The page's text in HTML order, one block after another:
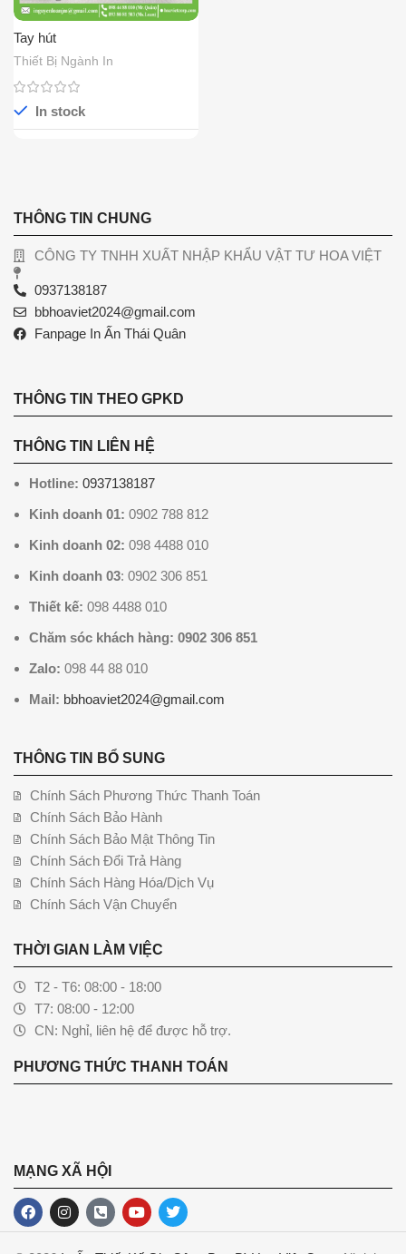
Tay hút
Thiết Bị Ngành In
In stock
THÔNG TIN CHUNG
CÔNG TY TNHH XUẤT NHẬP KHẨU VẬT TƯ HOA VIỆT
0937138187
bbhoaviet2024@gmail.com
Fanpage In Ấn Thái Quân
THÔNG TIN THEO GPKD
THÔNG TIN LIÊN HỆ
Hotline: 0937138187
Kinh doanh 01: 0902 788 812
Kinh doanh 02: 098 4488 010
Kinh doanh 03: 0902 306 851
Thiết kế: 098 4488 010
Chăm sóc khách hàng: 0902 306 851
Zalo: 098 44 88 010
Mail: bbhoaviet2024@gmail.com
THÔNG TIN BỔ SUNG
Chính Sách Phương Thức Thanh Toán
Chính Sách Bảo Hành
Chính Sách Bảo Mật Thông Tin
Chính Sách Đổi Trả Hàng
Chính Sách Hàng Hóa/Dịch Vụ
Chính Sách Vận Chuyển
THỜI GIAN LÀM VIỆC
T2 - T6: 08:00 - 18:00
T7: 08:00 - 12:00
CN: Nghỉ, liên hệ để được hỗ trợ.
PHƯƠNG THỨC THANH TOÁN
MẠNG XÃ HỘI